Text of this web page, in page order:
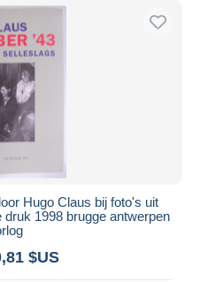
Hugo Claus bij foto's uit
1998 brugge antwerpen
$US